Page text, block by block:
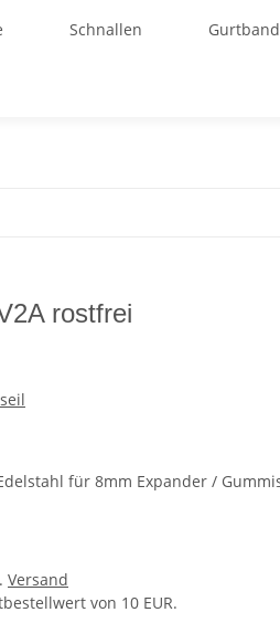
Schnallen
rostfrei
für 8mm Expander /
Versand
von 10 EUR.